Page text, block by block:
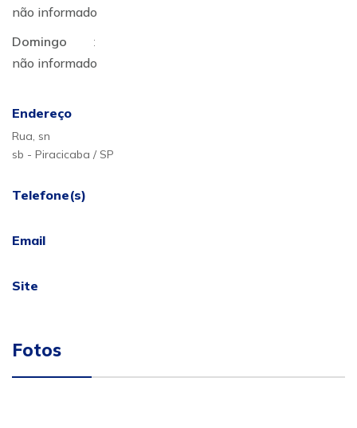
não informado
Domingo
:
não informado
Endereço
Rua, sn
sb - Piracicaba / SP
Telefone(s)
Email
Site
Fotos